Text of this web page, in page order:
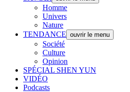
Homme
Univers
Nature
TENDANCE ouvrir le menu
Société
Culture
Opinion
SPÉCIAL SHEN YUN
VIDÉO
Podcasts